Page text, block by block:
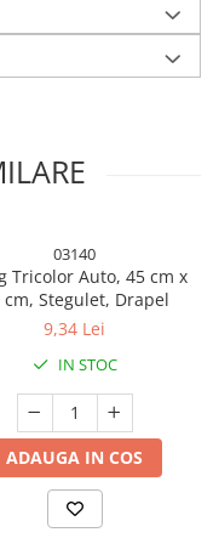
cu interior periat
și confort. Textura fina
03140
Tricolor Auto, 45 cm x
cm, Stegulet, Drapel
9,34 Lei
IN STOC
ADAUGA IN COS